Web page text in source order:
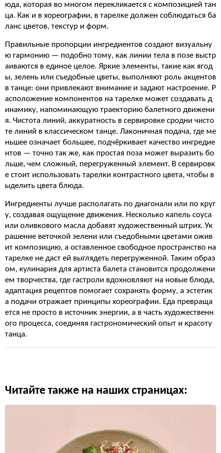
юда, которая во многом перекликается с композицией тан
ца. Как и в хореографии, в тарелке должен соблюдаться ба
ланс цветов, текстур и форм.
Правильные пропорции ингредиентов создают визуальну
ю гармонию — подобно тому, как линии тела в позе выстр
аиваются в единое целое. Яркие элементы, такие как ягод
ы, зелень или съедобные цветы, выполняют роль акцентов
в танце: они привлекают внимание и задают настроение. Р
асположение компонентов на тарелке может создавать д
инамику, напоминающую траекторию балетного движени
я. Чистота линий, аккуратность в сервировке сродни чисто
те линий в классическом танце. Лаконичная подача, где ме
ньшее означает большее, подчёркивает качество ингредие
нтов — точно так же, как простая поза может выразить бо
льше, чем сложный, перегруженный элемент. В сервировк
е стоит использовать тарелки контрастного цвета, чтобы в
ыделить цвета блюда.
Ингредиенты лучше располагать по диагонали или по круг
у, создавая ощущение движения. Несколько капель соуса
или оливкового масла добавят художественный штрих. Ук
рашение веточкой зелени или съедобными цветами ожив
ит композицию, а оставленное свободное пространство на
тарелке не даст ей выглядеть перегруженной. Таким образ
ом, кулинария для артиста балета становится продолжени
ем творчества, где гастроли вдохновляют на новые блюда,
адаптация рецептов помогает сохранять форму, а эстетик
а подачи отражает принципы хореографии. Еда превраща
ется не просто в источник энергии, а в часть художественн
ого процесса, соединяя гастрономический опыт и красоту
танца.
Читайте также на наших страницах: